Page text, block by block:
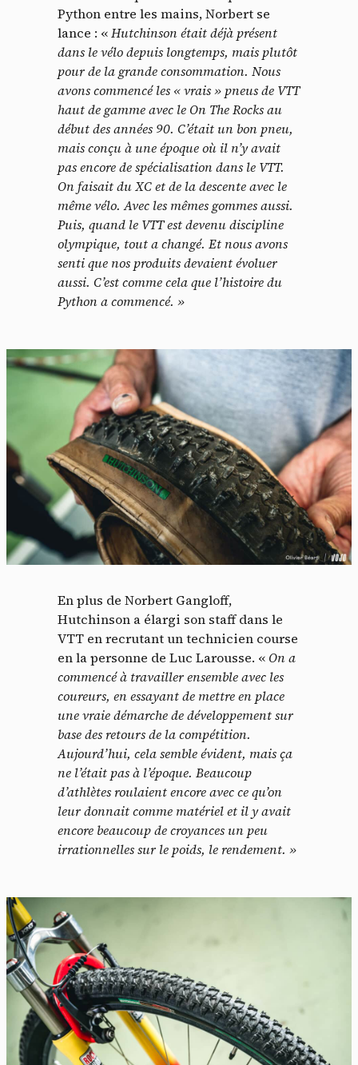
Python entre les mains, Norbert se
lance : «Hutchinson était déjà présent
dans le vélo depuis longtemps, mais plutôt
pour de la grande consommation. Nous
avons commencé les « vrais » pneus de VTT
haut de gamme avec le On The Rocks au
début des années 90. C’était un bon pneu,
mais conçu à une époque où il n’y avait
pas encore de spécialisation dans le VTT.
On faisait du XC et de la descente avec le
même vélo. Avec les mêmes gommes aussi.
Puis, quand le VTT est devenu discipline
olympique, tout a changé. Et nous avons
senti que nos produits devaient évoluer
aussi. C’est comme cela que l’histoire du
Python a commencé. »
En plus de Norbert Gangloff,
Hutchinson a élargi son staff dans le
VTT en recrutant un technicien course
en la personne de Luc Larousse. « On a
commencé à travailler ensemble avec les
coureurs, en essayant de mettre en place
une vraie démarche de développement sur
base des retours de la compétition.
Aujourd’hui, cela semble évident, mais ça
ne l’était pas à l’époque. Beaucoup
d’athlètes roulaient encore avec ce qu’on
leur donnait comme matériel et il y avait
encore beaucoup de croyances un peu
irrationnelles sur le poids, le rendement. »